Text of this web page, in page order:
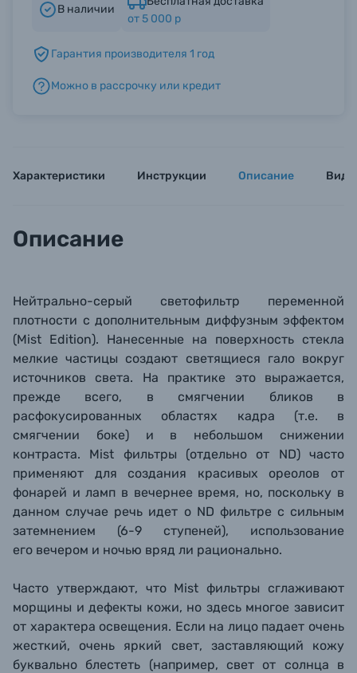
Б/У фототехника (Комиссионные товары)
Уценённые товары
В наличии
от 5 000 р
Гарантия производителя 1 год
Можно в рассрочку или кредит
Характеристики Инструкции Описание
Описание
Нейтрально-серый светофильтр переменной
плотности с дополнительным диффузным эффектом
(Mist Edition). Нанесенные на поверхность стекла
мелкие частицы создают светящиеся гало вокруг
источников света. На практике это выражается,
прежде всего, в смягчении бликов в
расфокусированных областях кадра (т.е. в
смягчении боке) и в небольшом снижении
контраста. Mist фильтры (отдельно от ND) часто
применяют для создания красивых ореолов от
фонарей и ламп в вечернее время, но, поскольку в
данном случае речь идет о ND фильтре с сильным
затемнением (6-9 ступеней), использование
его вечером и ночью вряд ли рационально.
Часто утверждают, что Mist фильтры сглаживают
морщины и дефекты кожи, но здесь многое зависит
от характера освещения. Если на лицо падает очень
жесткий, очень яркий свет, заставляющий кожу
буквально блестеть (например, свет от солнца в